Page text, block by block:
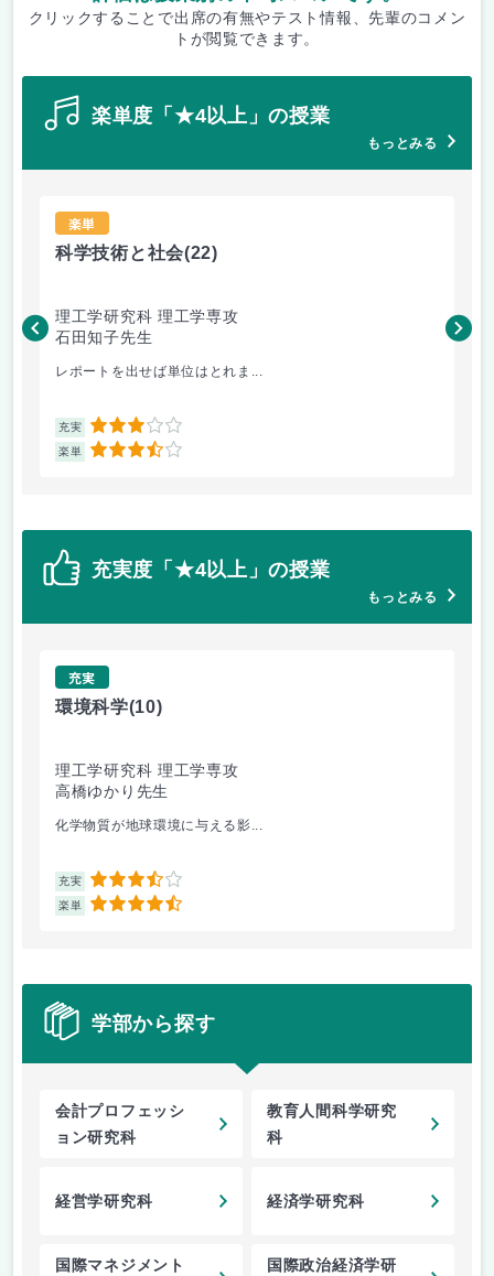
クリックすることで出席の有無やテスト情報、先輩のコメン
トが閲覧できます。
楽単度「★4以上」の授業
もっとみる
楽単
科学技術と社会(22)
理工学研究科 理工学専攻
石田知子先生
レポートを出せば単位はとれま...
充実 3
楽単 3.5
石
充実度「★4以上」の授業
もっとみる
充実
環境科学(10)
理工学研究科 理工学専攻
高橋ゆかり先生
化学物質が地球環境に与える影...
充実 3.5
楽単 4.5
学部から探す
会計プロフェッシ
ョン研究科
教育人間科学研究
科
経営学研究科 経済学研究科
国際マネジメント
国際政治経済学研